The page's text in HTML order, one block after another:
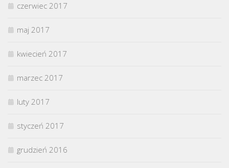
czerwiec 2017
maj 2017
kwiecień 2017
marzec 2017
luty 2017
styczeń 2017
grudzień 2016